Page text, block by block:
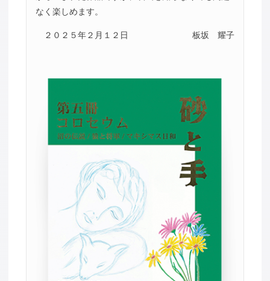
なく楽しめます。
２０２５年２月１２日 板坂 耀子